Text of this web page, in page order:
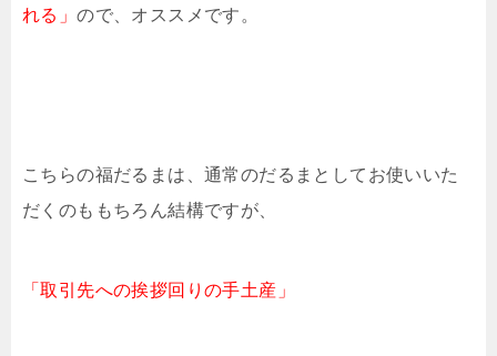
れる」ので、オススメです。
こちらの福だるまは、通常のだるまとしてお使いいた
だくのももちろん結構ですが、
「取引先への挨拶回りの手土産」